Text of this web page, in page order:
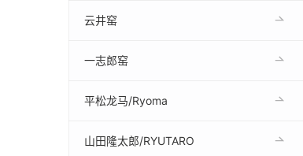
云井窑
一志郎窑
平松龙马/Ryoma
山田隆太郎/RYUTARO